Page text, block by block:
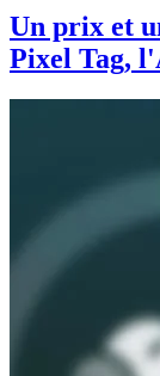
Un prix et
Pixel Tag,